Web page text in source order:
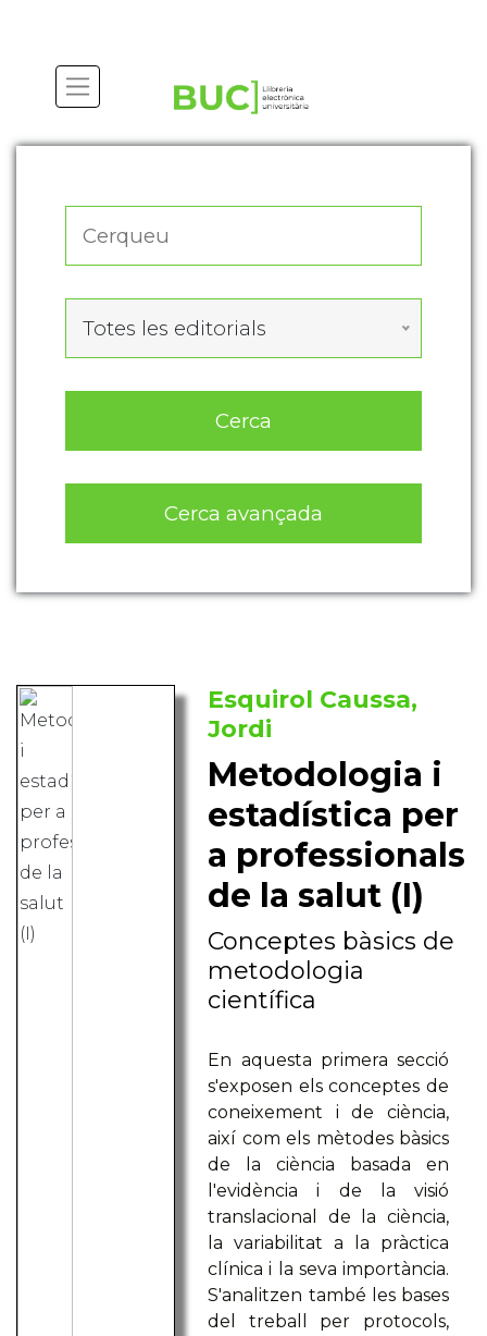
Totes les editorials
Cerca
Cerca avançada
Esquirol Caussa,
Jordi
Metodologia i
estadística per
a professionals
de la salut (I)
Conceptes bàsics de
metodologia
científica
En aquesta primera secció
s'exposen els conceptes de
coneixement i de ciència,
així com els mètodes bàsics
de la ciència basada en
l'evidència i de la visió
translacional de la ciència,
la variabilitat a la pràctica
clínica i la seva importància.
S'analitzen també les bases
del treball per protocols,